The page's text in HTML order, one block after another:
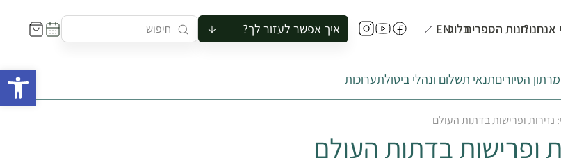
אנחנו?חנות הספריםבלוגEN איך אפשר לעזור לך?
להזמין סיור לקבוצה
להירשם לסיור
להירשם לקורס
לבקר בספרייה
מרתון הסיוריםתנאי תשלום ונהלי ביטולתערוכות
ופרישות בדתות העולם
ופרישות בדתות העולם